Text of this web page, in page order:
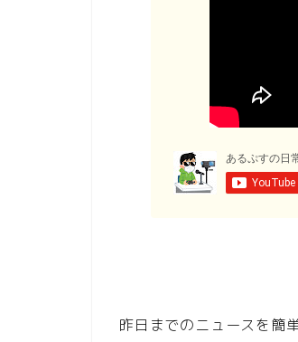
昨日までのニュースを簡